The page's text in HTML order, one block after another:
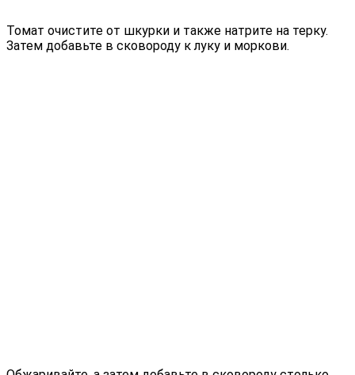
Томат очистите от шкурки и также натрите на терку.
Затем добавьте в сковороду к луку и моркови.